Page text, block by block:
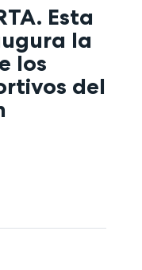
Esta
la
los
del